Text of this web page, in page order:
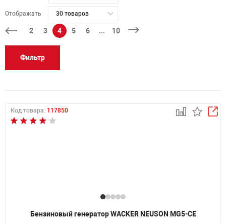
Отображать 30 товаров
2 3 4 5 6 ... 10
Фильтр
Код товара: 117850
Бензиновый генератор WACKER NEUSON MG5-CE